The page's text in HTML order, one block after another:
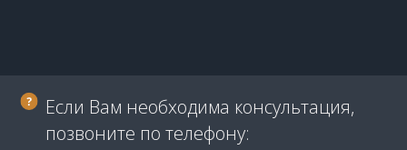
Если Вам необходима консультация,
позвоните по телефону: